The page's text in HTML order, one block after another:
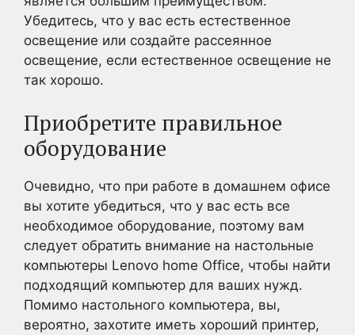
Убедитесь, что у вас есть естественное
освещение или создайте рассеянное
освещение, если естественное освещение не
так хорошо.
Приобретите правильное
оборудование
Очевидно, что при работе в домашнем офисе
вы хотите убедиться, что у вас есть все
необходимое оборудование, поэтому вам
следует обратить внимание на настольные
компьютеры Lenovo home Office, чтобы найти
подходящий компьютер для ваших нужд.
Помимо настольного компьютера, вы,
вероятно, захотите иметь хороший принтер,